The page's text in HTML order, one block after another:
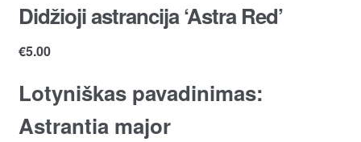
Didžioji astrancija ‘Astra Red’
€5.00
Lotyniškas pavadinimas:
Astrantia major